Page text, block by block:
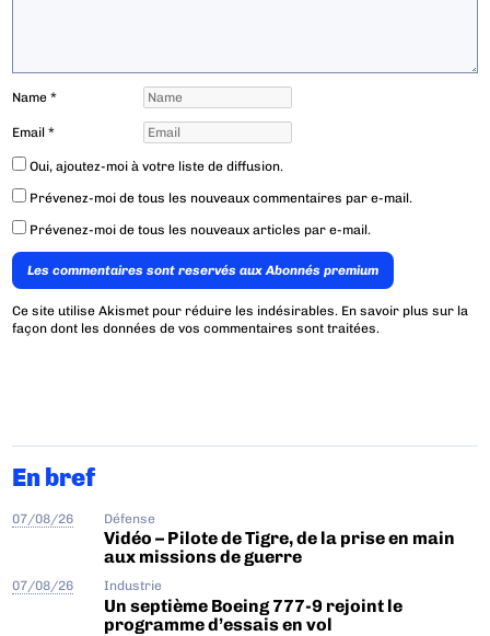
Name*
Email*
Oui, ajoutez-moi à votre liste de diffusion.
Prévenez-moi de tous les nouveaux commentaires par e-mail.
Prévenez-moi de tous les nouveaux articles par e-mail.
Les commentaires sont reservés aux Abonnés premium
Ce site utilise Akismet pour réduire les indésirables. En savoir plus sur la
façon dont les données de vos commentaires sont traitées.
En bref
07/08/26 Défense
Vidéo – Pilote de Tigre, de la prise en main
aux missions de guerre
07/08/26 Industrie
Un septième Boeing 777-9 rejoint le
programme d’essais en vol